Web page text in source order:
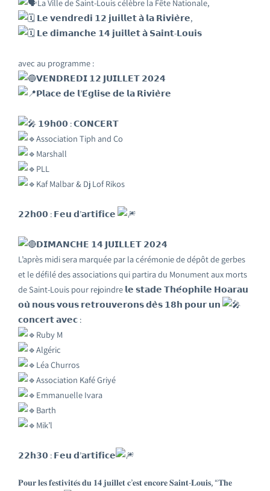
La Ville de Saint-Louis célèbre la Fête Nationale,
𝗟𝗲 𝘃𝗲𝗻𝗱𝗿𝗲𝗱𝗶 𝟭𝟮 𝗷𝘂𝗶𝗹𝗹𝗲𝘁 𝗮̀ 𝗹𝗮 𝗥𝗶𝘃𝗶𝗲̀𝗿𝗲,
𝗟𝗲 𝗱𝗶𝗺𝗮𝗻𝗰𝗵𝗲 𝟭𝟰 𝗷𝘂𝗶𝗹𝗹𝗲𝘁 𝗮̀ 𝗦𝗮𝗶𝗻𝘁-𝗟𝗼𝘂𝗶𝘀
avec au programme :
𝗩𝗘𝗡𝗗𝗥𝗘𝗗𝗜 𝟭𝟮 𝗝𝗨𝗜𝗟𝗟𝗘𝗧 𝟮𝟬𝟮𝟰
𝗣𝗹𝗮𝗰𝗲 𝗱𝗲 𝗹’𝗘́𝗴𝗹𝗶𝘀𝗲 𝗱𝗲 𝗹𝗮 𝗥𝗶𝘃𝗶𝗲̀𝗿𝗲
𝟭𝟵𝗵𝟬𝟬 : 𝗖𝗢𝗡𝗖𝗘𝗥𝗧
Association Tiph and Co
Marshall
PLL
Kaf Malbar & Dj Lof Rikos
𝟮𝟮𝗵𝟬𝟬 : 𝗙𝗲𝘂 𝗱’𝗮𝗿𝘁𝗶𝗳𝗶𝗰𝗲
𝗗𝗜𝗠𝗔𝗡𝗖𝗛𝗘 𝟭𝟰 𝗝𝗨𝗜𝗟𝗟𝗘𝗧 𝟮𝟬𝟮𝟰
L’après midi sera marquée par la cérémonie de dépôt de gerbes
et le défilé des associations qui partira du Monument aux morts
de Saint-Louis pour rejoindre 𝗹𝗲 𝘀𝘁𝗮𝗱𝗲 𝗧𝗵𝗲́𝗼𝗽𝗵𝗶𝗹𝗲 𝗛𝗼𝗮𝗿𝗮𝘂
𝗼𝘂̀ 𝗻𝗼𝘂𝘀 𝘃𝗼𝘂𝘀 𝗿𝗲𝘁𝗿𝗼𝘂𝘃𝗲𝗿𝗼𝗻𝘀 𝗱𝗲̀𝘀 𝟭𝟴𝗵 𝗽𝗼𝘂𝗿 𝘂𝗻
𝗰𝗼𝗻𝗰𝗲𝗿𝘁 𝗮𝘃𝗲𝗰 :
Ruby M
Algéric
Léa Churros
Association Kafé Griyé
Emmanuelle Ivara
Barth
Mik’l
𝟮𝟮𝗵𝟯𝟬 : 𝗙𝗲𝘂 𝗱’𝗮𝗿𝘁𝗶𝗳𝗶𝗰𝗲
𝐏𝐨𝐮𝐫 𝐥𝐞𝐬 𝐟𝐞𝐬𝐭𝐢𝐯𝐢𝐭𝐞́𝐬 𝐝𝐮 𝟏𝟒 𝐣𝐮𝐢𝐥𝐥𝐞𝐭 𝐜’𝐞𝐬𝐭 𝐞𝐧𝐜𝐨𝐫𝐞 𝐒𝐚𝐢𝐧𝐭-𝐋𝐨𝐮𝐢𝐬, “𝐓𝐡𝐞